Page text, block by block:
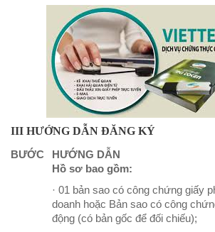
III HƯỚNG DẪN ĐĂNG KÝ
BƯỚC
HƯỚNG DẪN
Hồ sơ bao gồm:
· 01 bản sao có công chứng giấy
doanh hoặc Bản sao có công
động (có bản gốc để đối chiếu);